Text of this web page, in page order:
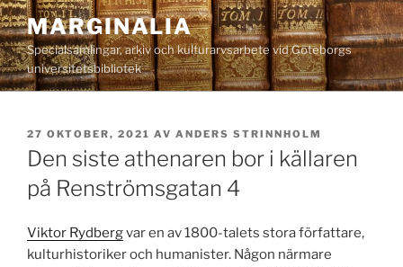
Hoppa
till
innehåll
MARGINALIA
Specialsamlingar, arkiv och kulturarvsarbete vid Göteborgs
universitetsbibliotek
PUBLICERAT
27 OKTOBER, 2021 AV ANDERS STRINNHOLM
Den siste athenaren bor i källaren
på Renströmsgatan 4
Viktor Rydbergvar en av 1800-talets stora författare,
kulturhistoriker och humanister. Någon närmare